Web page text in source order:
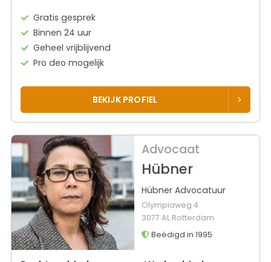
Gratis gesprek
Binnen 24 uur
Geheel vrijblijvend
Pro deo mogelijk
BEKIJK PROFIEL
Advocaat
Hübner
Hübner Advocatuur
Olympiaweg 4
3077 AL Rotterdam
Beëdigd in 1995